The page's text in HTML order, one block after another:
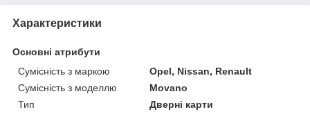
Характеристики
Основні атрибути
Сумісність з маркою
Opel, Nissan, Renault
Сумісність з моделлю
Movano
Тип
Дверні карти